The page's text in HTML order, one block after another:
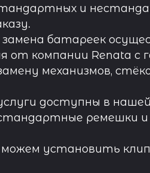
и
батареек
от компании Renata с
механизмов,
доступны в
ремешки и
установить